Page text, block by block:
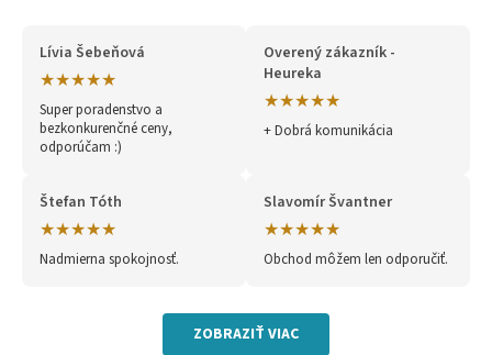
Lívia Šebeňová
★★★★★
Super poradenstvo a
bezkonkurenčné ceny,
odporúčam :)
Overený zákazník -
Heureka
★★★★★
+ Dobrá komunikácia
Štefan Tóth
★★★★★
Nadmierna spokojnosť.
Slavomír Švantner
★★★★★
Obchod môžem len odporučiť.
ZOBRAZIŤ VIAC